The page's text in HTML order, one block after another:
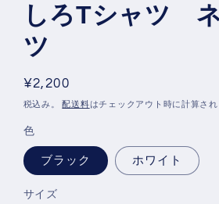
しろTシャツ
ツ
通
常
格
¥2,200
税込み。配送料はチェックアウト時に計算され
色
ブラック ホワイト
サイズ